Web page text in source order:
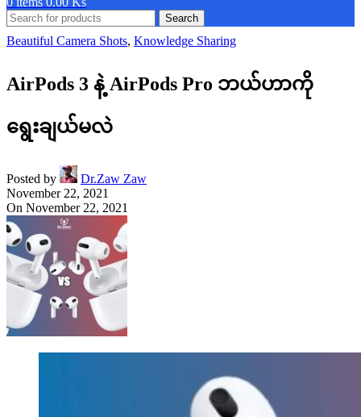
Search
Beautiful Camera Shots, Knowledge Sharing
AirPods 3 နဲ့ AirPods Pro ဘယ်ဟာကို
ရွေးချယ်မလဲ
Posted by
Dr.Zaw Zaw
November 22, 2021
On November 22, 2021